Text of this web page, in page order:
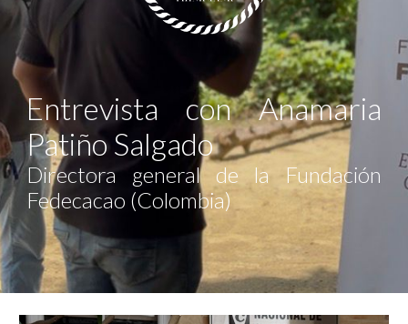
Entrevista conAnamaria
Patiño Salgado
Directora general de la Fundación
Fedecacao (Colombia)